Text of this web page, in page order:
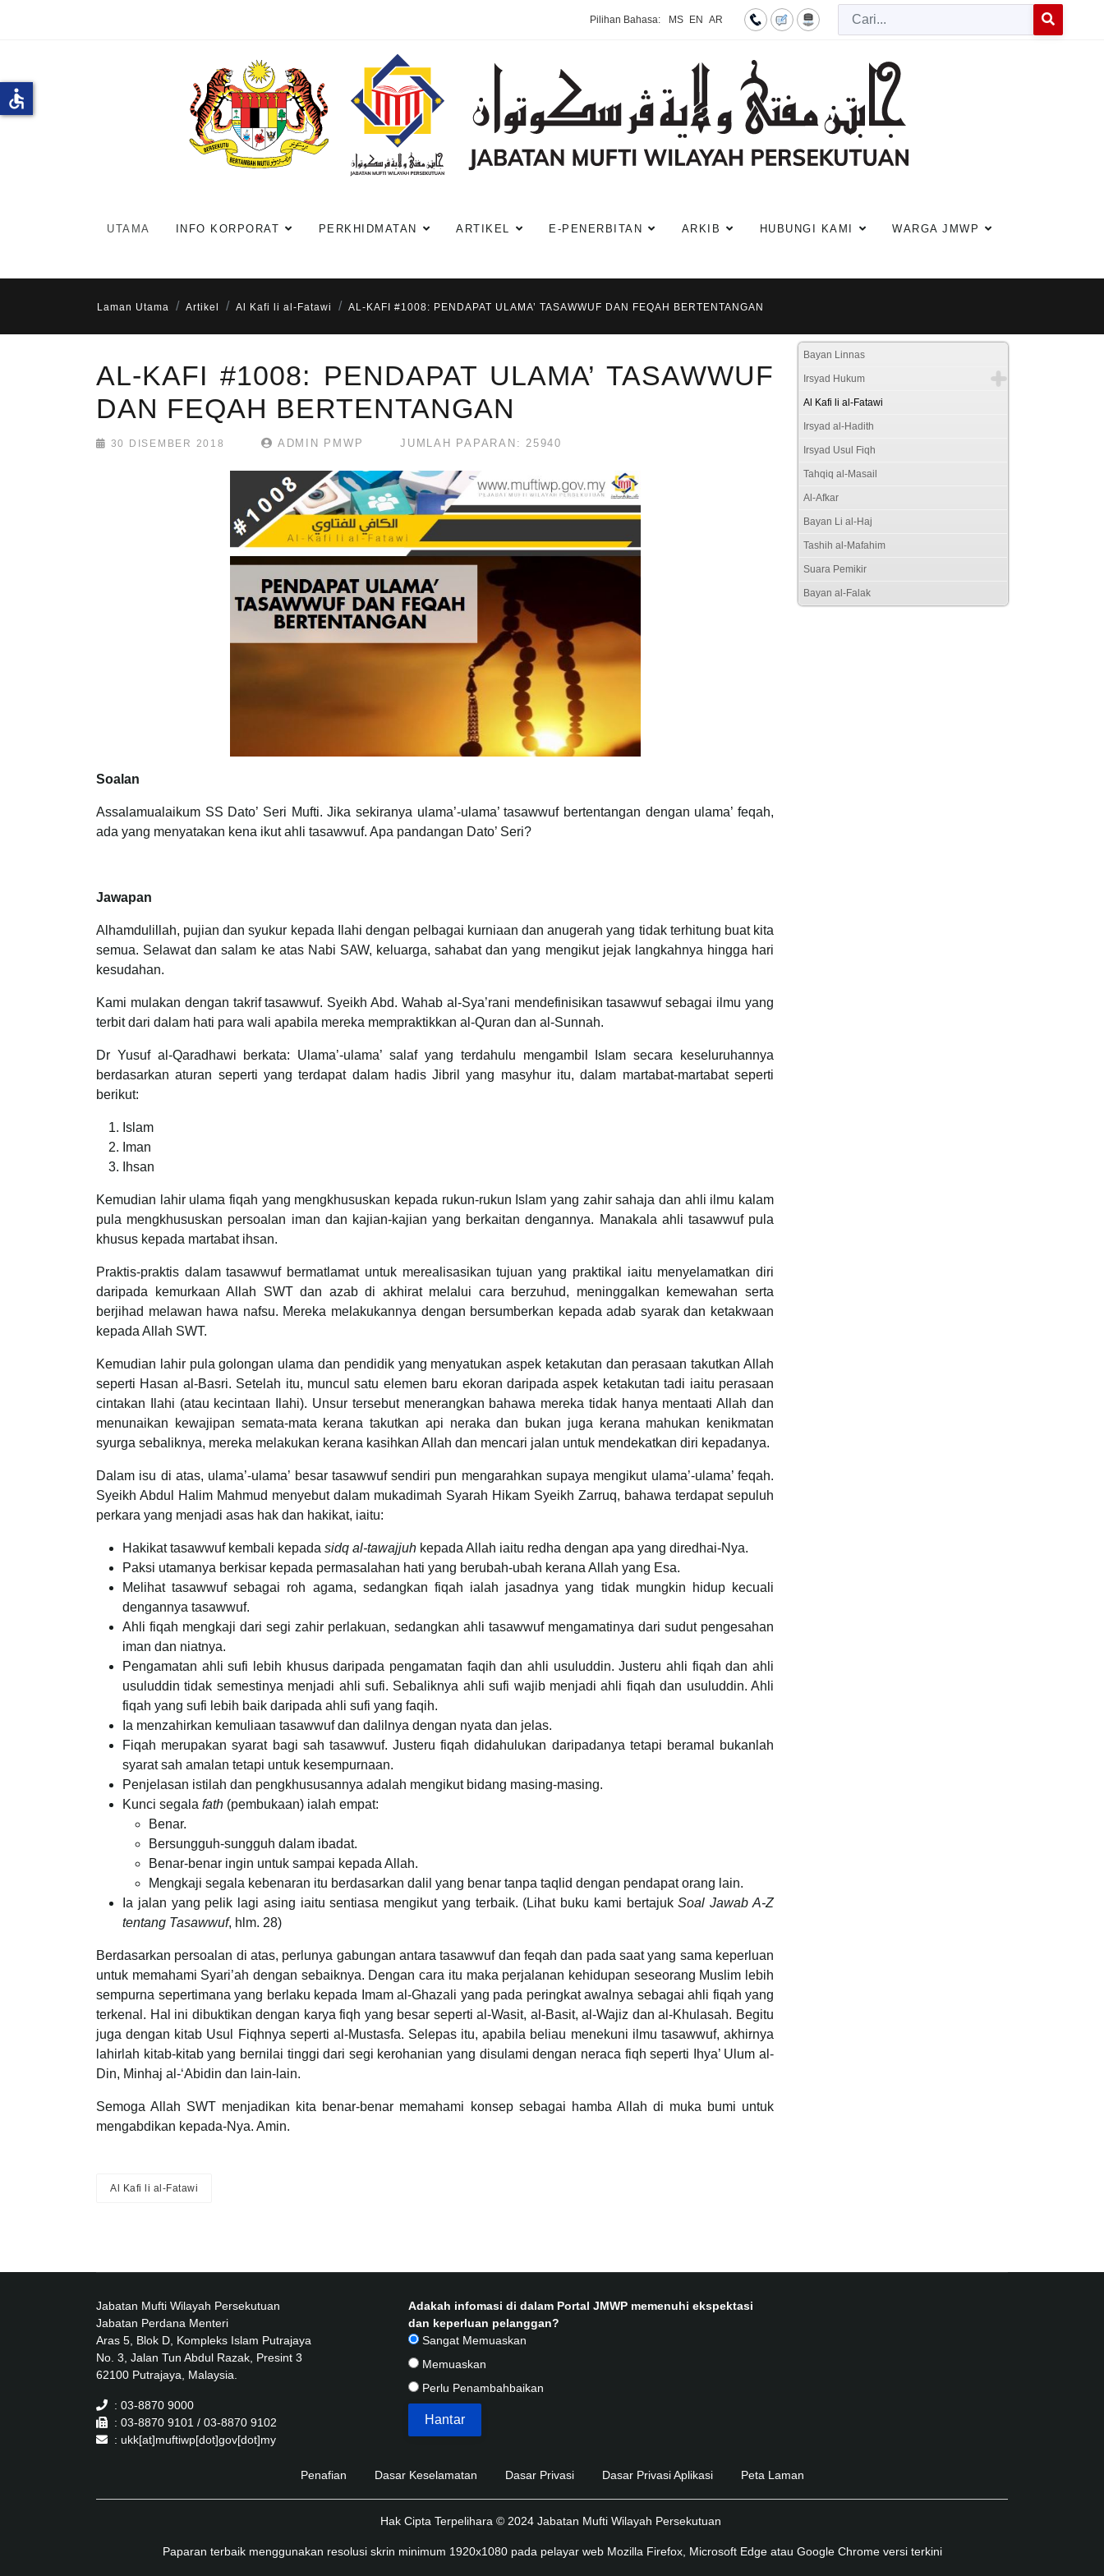
Pilihan Bahasa: MS EN AR
Cari
UTAMA INFO KORPORAT PERKHIDMATAN ARTIKEL E-PENERBITAN ARKIB HUBUNGI KAMI WARGA JMWP
Laman Utama Artikel Al Kafi li al-Fatawi AL-KAFI #1008: PENDAPAT ULAMA’ TASAWWUF DAN FEQAH BERTENTANGAN
AL-KAFI #1008: PENDAPAT ULAMA’ TASAWWUF
DAN FEQAH BERTENTANGAN
30 DISEMBER 2018 ADMIN PMWP JUMLAH PAPARAN: 25940
Soalan
Assalamualaikum SS Dato’ Seri Mufti. Jika sekiranya ulama’-ulama’ tasawwuf bertentangan dengan ulama’ feqah,
ada yang menyatakan kena ikut ahli tasawwuf. Apa pandangan Dato’ Seri?
Jawapan
Alhamdulillah, pujian dan syukur kepada Ilahi dengan pelbagai kurniaan dan anugerah yang tidak terhitung buat kita
semua. Selawat dan salam ke atas Nabi SAW, keluarga, sahabat dan yang mengikut jejak langkahnya hingga hari
kesudahan.
Kami mulakan dengan takrif tasawwuf. Syeikh Abd. Wahab al-Sya’rani mendefinisikan tasawwuf sebagai ilmu yang
terbit dari dalam hati para wali apabila mereka mempraktikkan al-Quran dan al-Sunnah.
Dr Yusuf al-Qaradhawi berkata: Ulama’-ulama’ salaf yang terdahulu mengambil Islam secara keseluruhannya
berdasarkan aturan seperti yang terdapat dalam hadis Jibril yang masyhur itu, dalam martabat-martabat seperti
berikut:
Islam
Iman
Ihsan
Kemudian lahir ulama fiqah yang mengkhususkan kepada rukun-rukun Islam yang zahir sahaja dan ahli ilmu kalam
pula mengkhususkan persoalan iman dan kajian-kajian yang berkaitan dengannya. Manakala ahli tasawwuf pula
khusus kepada martabat ihsan.
Praktis-praktis dalam tasawwuf bermatlamat untuk merealisasikan tujuan yang praktikal iaitu menyelamatkan diri
daripada kemurkaan Allah SWT dan azab di akhirat melalui cara berzuhud, meninggalkan kemewahan serta
berjihad melawan hawa nafsu. Mereka melakukannya dengan bersumberkan kepada adab syarak dan ketakwaan
kepada Allah SWT.
Kemudian lahir pula golongan ulama dan pendidik yang menyatukan aspek ketakutan dan perasaan takutkan Allah
seperti Hasan al-Basri. Setelah itu, muncul satu elemen baru ekoran daripada aspek ketakutan tadi iaitu perasaan
cintakan Ilahi (atau kecintaan Ilahi). Unsur tersebut menerangkan bahawa mereka tidak hanya mentaati Allah dan
menunaikan kewajipan semata-mata kerana takutkan api neraka dan bukan juga kerana mahukan kenikmatan
syurga sebaliknya, mereka melakukan kerana kasihkan Allah dan mencari jalan untuk mendekatkan diri kepadanya.
Dalam isu di atas, ulama’-ulama’ besar tasawwuf sendiri pun mengarahkan supaya mengikut ulama’-ulama’ feqah.
Syeikh Abdul Halim Mahmud menyebut dalam mukadimah Syarah Hikam Syeikh Zarruq, bahawa terdapat sepuluh
perkara yang menjadi asas hak dan hakikat, iaitu:
Hakikat tasawwuf kembali kepada sidq al-tawajjuh kepada Allah iaitu redha dengan apa yang diredhai-Nya.
Paksi utamanya berkisar kepada permasalahan hati yang berubah-ubah kerana Allah yang Esa.
Melihat tasawwuf sebagai roh agama, sedangkan fiqah ialah jasadnya yang tidak mungkin hidup kecuali
dengannya tasawwuf.
Ahli fiqah mengkaji dari segi zahir perlakuan, sedangkan ahli tasawwuf mengamatinya dari sudut pengesahan
iman dan niatnya.
Pengamatan ahli sufi lebih khusus daripada pengamatan faqih dan ahli usuluddin. Justeru ahli fiqah dan ahli
usuluddin tidak semestinya menjadi ahli sufi. Sebaliknya ahli sufi wajib menjadi ahli fiqah dan usuluddin. Ahli
fiqah yang sufi lebih baik daripada ahli sufi yang faqih.
Ia menzahirkan kemuliaan tasawwuf dan dalilnya dengan nyata dan jelas.
Fiqah merupakan syarat bagi sah tasawwuf. Justeru fiqah didahulukan daripadanya tetapi beramal bukanlah
syarat sah amalan tetapi untuk kesempurnaan.
Penjelasan istilah dan pengkhususannya adalah mengikut bidang masing-masing.
Kunci segala fath (pembukaan) ialah empat:
Benar.
Bersungguh-sungguh dalam ibadat.
Benar-benar ingin untuk sampai kepada Allah.
Mengkaji segala kebenaran itu berdasarkan dalil yang benar tanpa taqlid dengan pendapat orang lain.
Ia jalan yang pelik lagi asing iaitu sentiasa mengikut yang terbaik. (Lihat buku kami bertajukSoal Jawab A-Z
tentang Tasawwuf, hlm. 28)
Berdasarkan persoalan di atas, perlunya gabungan antara tasawwuf dan feqah dan pada saat yang sama keperluan
untuk memahami Syari’ah dengan sebaiknya. Dengan cara itu maka perjalanan kehidupan seseorang Muslim lebih
sempurna sepertimana yang berlaku kepada Imam al-Ghazali yang pada peringkat awalnya sebagai ahli fiqah yang
terkenal. Hal ini dibuktikan dengan karya fiqh yang besar seperti al-Wasit, al-Basit, al-Wajiz dan al-Khulasah. Begitu
juga dengan kitab Usul Fiqhnya seperti al-Mustasfa. Selepas itu, apabila beliau menekuni ilmu tasawwuf, akhirnya
lahirlah kitab-kitab yang bernilai tinggi dari segi kerohanian yang disulami dengan neraca fiqh seperti Ihya’ Ulum al-
Din, Minhaj al-‘Abidin dan lain-lain.
Semoga Allah SWT menjadikan kita benar-benar memahami konsep sebagai hamba Allah di muka bumi untuk
mengabdikan kepada-Nya. Amin.
Al Kafi li al-Fatawi
Bayan Linnas
Irsyad Hukum
Al Kafi li al-Fatawi
Irsyad al-Hadith
Irsyad Usul Fiqh
Tahqiq al-Masail
Al-Afkar
Bayan Li al-Haj
Tashih al-Mafahim
Suara Pemikir
Bayan al-Falak
Jabatan Mufti Wilayah Persekutuan
Jabatan Perdana Menteri
Aras 5, Blok D, Kompleks Islam Putrajaya
No. 3, Jalan Tun Abdul Razak, Presint 3
62100 Putrajaya, Malaysia.
: 03-8870 9000
: 03-8870 9101 / 03-8870 9102
: ukk[at]muftiwp[dot]gov[dot]my
Adakah infomasi di dalam Portal JMWP memenuhi ekspektasi
dan keperluan pelanggan?
Sangat Memuaskan
Memuaskan
Perlu Penambahbaikan
Penafian Dasar Keselamatan Dasar Privasi Dasar Privasi Aplikasi Peta Laman
Hak Cipta Terpelihara © 2024 Jabatan Mufti Wilayah Persekutuan
Paparan terbaik menggunakan resolusi skrin minimum 1920x1080 pada pelayar web Mozilla Firefox, Microsoft Edge atau Google Chrome versi terkini
accessible